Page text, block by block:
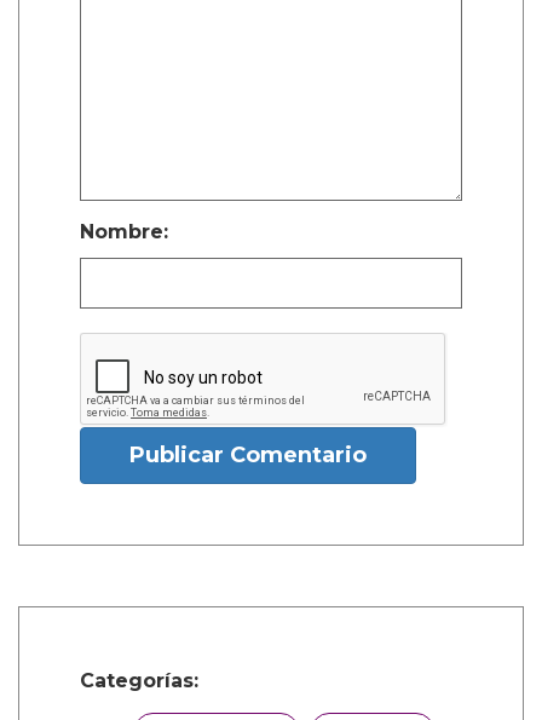
Nombre:
Publicar Comentario
Categorías: